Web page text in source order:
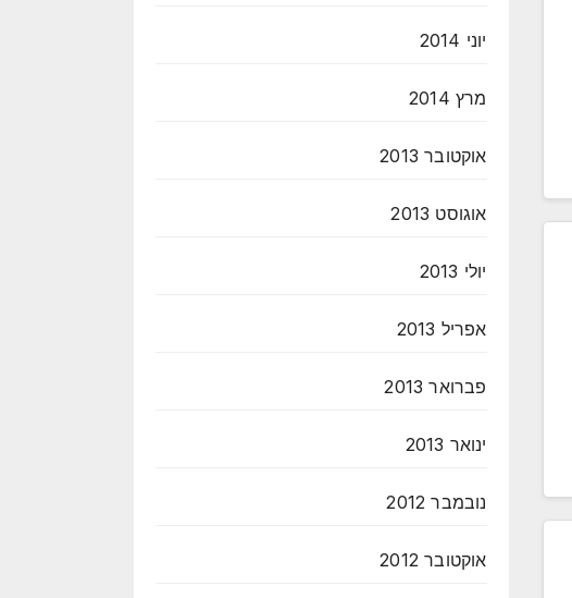
יוני 2014
מרץ 2014
אוקטובר 2013
אוגוסט 2013
יולי 2013
אפריל 2013
פברואר 2013
ינואר 2013
נובמבר 2012
אוקטובר 2012